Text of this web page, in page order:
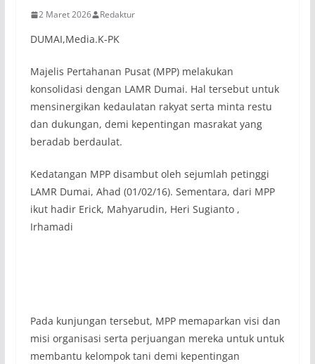
2 Maret 2026 Redaktur
DUMAI,Media.K-PK
Majelis Pertahanan Pusat (MPP) melakukan
konsolidasi dengan LAMR Dumai. Hal tersebut untuk
mensinergikan kedaulatan rakyat serta minta restu
dan dukungan, demi kepentingan masrakat yang
beradab berdaulat.
Kedatangan MPP disambut oleh sejumlah petinggi
LAMR Dumai, Ahad (01/02/16). Sementara, dari MPP
ikut hadir Erick, Mahyarudin, Heri Sugianto ,
Irhamadi
Pada kunjungan tersebut, MPP memaparkan visi dan
misi organisasi serta perjuangan mereka untuk untuk
membantu kelompok tani demi kepentingan